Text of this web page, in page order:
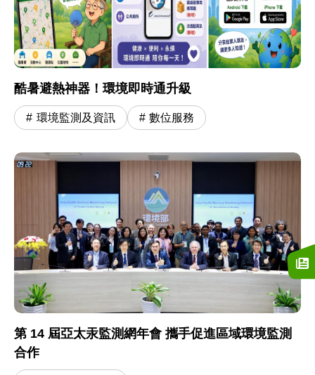
酷暑避熱神器！環境即時通升級
環境監測及資訊 數位服務
第 14 屆亞太汞監測網年會 攜手促進區域環境監測
合作